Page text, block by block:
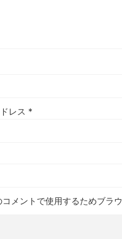
レス *
コメントで使用するためブラ